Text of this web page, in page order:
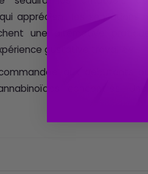
apprécient les sensations
une alternative
gustative travaillée.
aux débutants
concentrés.